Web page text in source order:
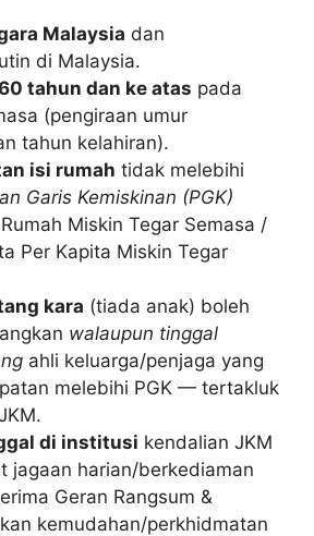
Malaysia dan
di Malaysia.
tahun dan ke atas pada
(pengiraan umur
tahun kelahiran).
isi rumah tidak melebihi
Garis Kemiskinan (PGK)
Miskin Tegar Semasa /
Per Kapita Miskin Tegar
kara (tiada anak) boleh
walaupun tinggal
ahli keluarga/penjaga yang
melebihi PGK — tertakluk
di institusi kendalian JKM
jagaan harian/berkediaman
Geran Rangsum &
kemudahan/perkhidmatan